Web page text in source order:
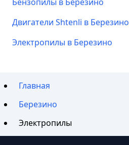
Двигатели Shtenli в Березино
Электропилы в Березино
Главная
Березино
Электропилы